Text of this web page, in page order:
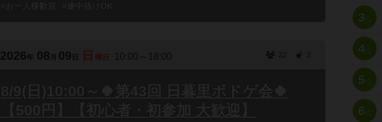
#お一人様歓迎
#途中抜けOK
2026年 08 月 09 日 曜日 10:00～18:00 22 2
8/9(日)10:00～🍀第43回 日暮里ボドゲ会🍀
【500円】【初心者・初参加 大歓迎】
3位
4位
5位
6位